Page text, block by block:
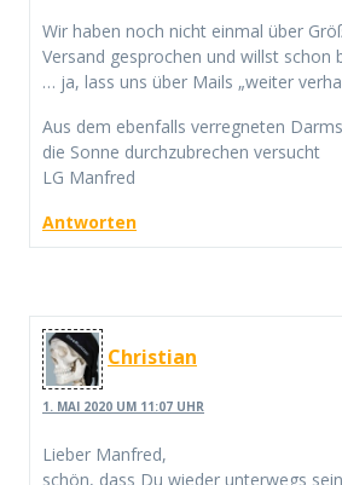
Wir haben noch nicht einmal über
Versand gesprochen und willst schon
… ja, lass uns über Mails „weiter
Aus dem ebenfalls verregneten
die Sonne durchzubrechen versucht
LG Manfred
Antworten
Christian
1. MAI 2020 UM 11:07 UHR
Lieber Manfred,
schön, dass Du wieder unterwegs